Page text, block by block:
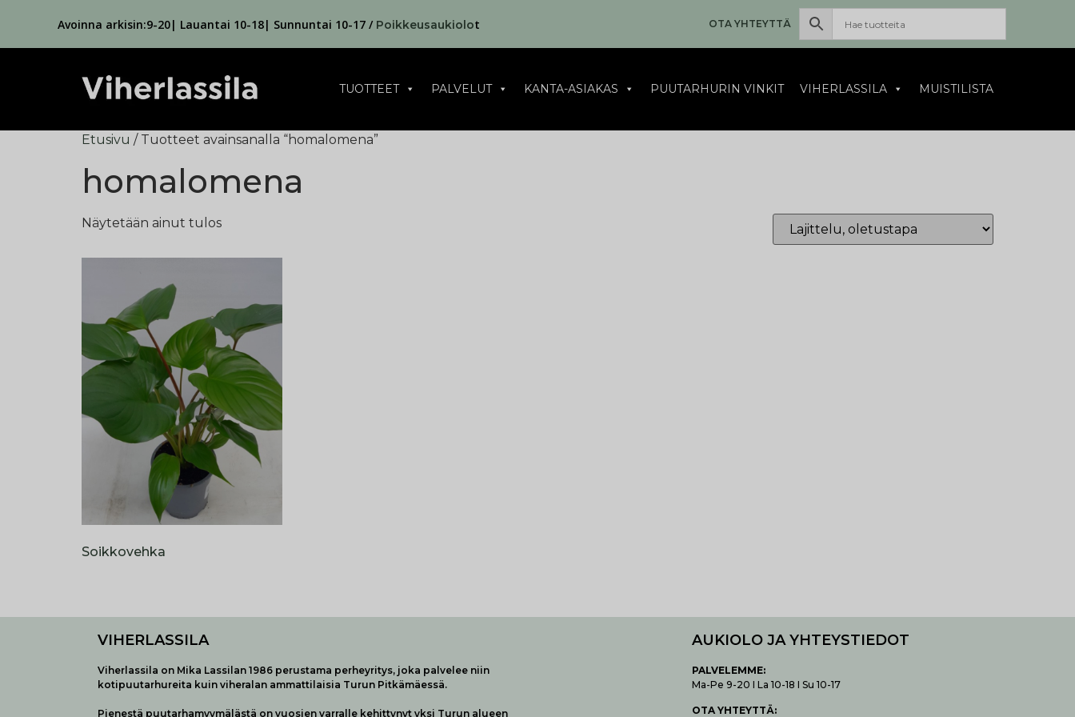
Avoinna arkisin:9-20| Lauantai 10-18| Sunnuntai 10-17 / Poikkeusaukiolot OTA YHTEYTTÄ
TUOTTEET PALVELUT KANTA-ASIAKAS PUUTARHURIN VINKIT VIHERLASSILA MUISTILISTA
Etusivu / Tuotteet avainsanalla “homalomena”
homalomena
Näytetään ainut tulos
Soikkovehka
VIHERLASSILA
Viherlassila on Mika Lassilan 1986 perustama perheyritys, joka palvelee niin
kotipuutarhureita kuin viheralan ammattilaisia Turun Pitkämäessä.
Pienestä puutarhamyymälästä on vuosien varralle kehittynyt yksi Turun alueen
AUKIOLO JA YHTEYSTIEDOT
PALVELEMME:
Ma-Pe 9-20 I La 10-18 I Su 10-17
OTA YHTEYTTÄ: